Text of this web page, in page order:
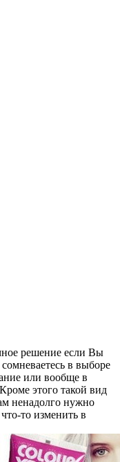
решение если Вы
в выборе
или вообще в
этого такой вид
ненадолго нужно
то изменить в